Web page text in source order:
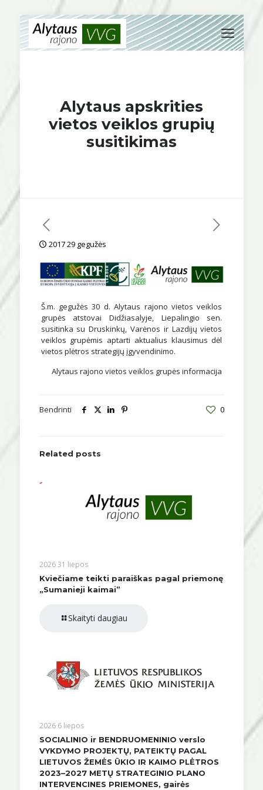
Alytaus apskrities
vietos veiklos grupių
susitikimas
2017 29 gegužės
Š.m. gegužės 30 d. Alytaus rajono vietos veiklos
grupės atstovai Didžiasalyje, Liepalingio sen.
susitinka su Druskinkų, Varėnos ir Lazdijų vietos
veiklos grupėmis aptarti aktualius klausimus dėl
vietos plėtros strategijų įgyvendinimo.
Alytaus rajono vietos veiklos grupės informacija
Bendrinti 0
Related posts
2026 31 liepos
Kviečiame teikti paraiškas pagal priemonę
„Sumanieji kaimai”
Skaityti daugiau
2026 6 liepos
SOCIALINIO ir BENDRUOMENINIO verslo
VYKDYMO PROJEKTŲ, PATEIKTŲ PAGAL
LIETUVOS ŽEMĖS ŪKIO IR KAIMO PLĖTROS
2023–2027 METŲ STRATEGINIO PLANO
INTERVENCINES PRIEMONES, gairės